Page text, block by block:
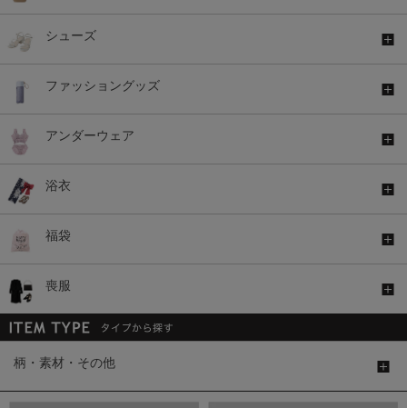
シューズ
ファッショングッズ
アンダーウェア
浴衣
福袋
喪服
柄・素材・その他